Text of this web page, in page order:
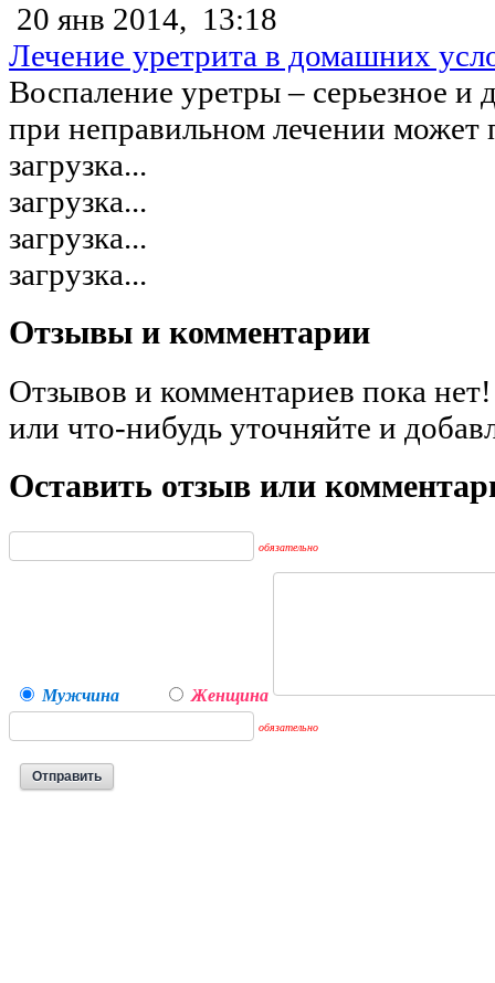
20 янв 2014, 13:18
Лечение уретрита в домашних
Воспаление уретры – серьезное и
при неправильном лечении может
загрузка...
загрузка...
загрузка...
загрузка...
Отзывы и комментарии
Отзывов и комментариев пока
или что-нибудь уточняйте и
Оставить отзыв или
обязательно
Мужчина Женщина
обязательно